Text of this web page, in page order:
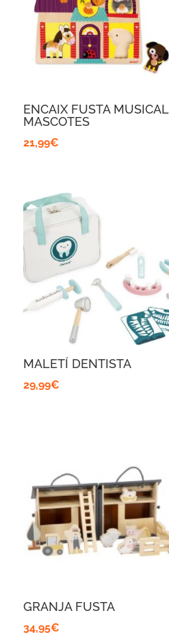
ENCAIX FUSTA MUSICAL
MASCOTES
21,99€
MALETÍ DENTISTA
29,99€
GRANJA FUSTA
34,95€